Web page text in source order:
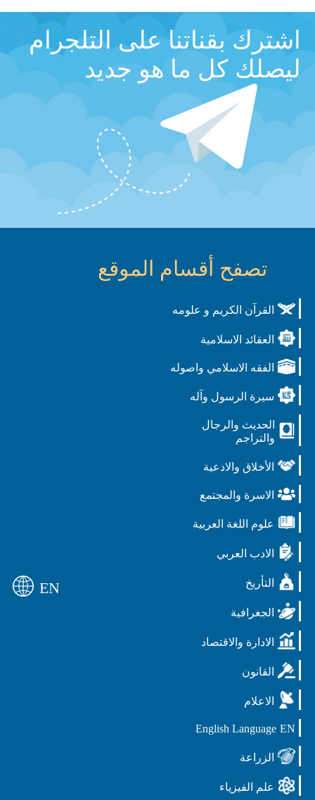
اشترك بقناتنا على التلجرام
ليصلك كل ما هو جديد
تصفح أقسام الموقع
القرآن الكريم و علومه
العقائد الاسلامية
الفقه الاسلامي واصوله
سيرة الرسول وآله
الحديث والرجال
والتراجم
الأخلاق والادعية
الاسرة والمجتمع
علوم اللغة العربية
الادب العربي
التأريخ
الجغرافية
الادارة والاقتصاد
القانون
الاعلام
EN
English Language
الزراعة
علم الفيزياء
EN